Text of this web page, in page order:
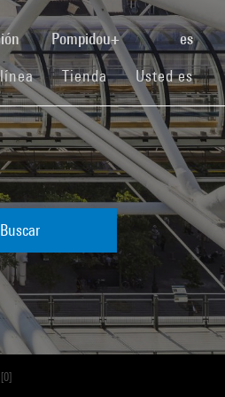
Pompidou+ es
(current)
Tienda(current)Usted es
Buscar
[0]